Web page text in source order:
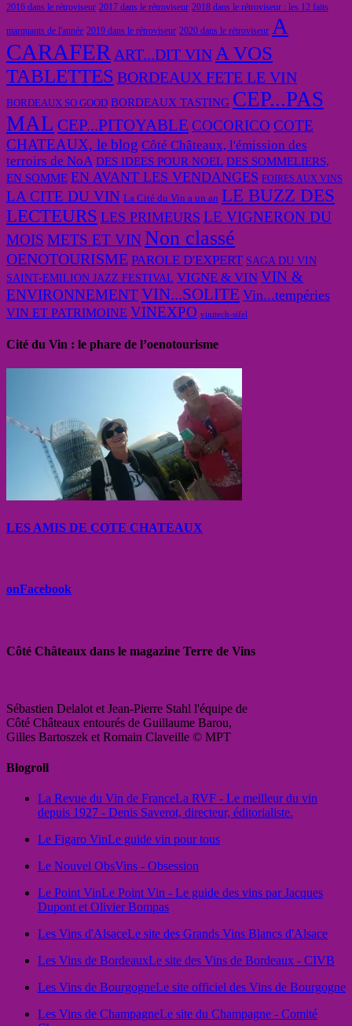
2016 dans le rétroviseur 2017 dans le rétroviseur 2018 dans le rétroviseur : les 12 faits
marquants de l'année 2019 dans le rétroviseur 2020 dans le rétroviseur A
CARAFER ART...DIT VIN A VOS
TABLETTES BORDEAUX FETE LE VIN
BORDEAUX SO GOOD BORDEAUX TASTING CEP...PAS
MAL CEP...PITOYABLE COCORICO COTE
CHATEAUX, le blog Côté Châteaux, l'émission des
terroirs de NoA DES IDEES POUR NOEL DES SOMMELIERS,
EN SOMME EN AVANT LES VENDANGES FOIRES AUX VINS
LA CITE DU VIN La Cité du Vin a un an LE BUZZ DES
LECTEURS LES PRIMEURS LE VIGNERON DU
MOIS METS ET VIN Non classé
OENOTOURISME PAROLE D'EXPERT SAGA DU VIN
SAINT-EMILION JAZZ FESTIVAL VIGNE & VIN VIN &
ENVIRONNEMENTVIN...SOLITE Vin...tempéries
VIN ET PATRIMOINE VINEXPO vinitech-sifel
Cité du Vin : le phare de l’oenotourisme
LES AMIS DE COTE CHATEAUX
onFacebook
Côté Châteaux dans le magazine Terre de Vins
Sébastien Delalot et Jean-Pierre Stahl l'équipe de
Côté Châteaux entourés de Guillaume Barou,
Gilles Bartoszek et Romain Claveille © MPT
Blogroll
La Revue du Vin de FranceLa RVF - Le meilleur du vin
depuis 1927 - Denis Saverot, directeur, éditorialiste.
Le Figaro VinLe guide vin pour tous
Le Nouvel ObsVins - Obsession
Le Point VinLe Point Vin - Le guide des vins par Jacques
Dupont et Olivier Bompas
Les Vins d'AlsaceLe site des Grands Vins Blancs d'Alsace
Les Vins de BordeauxLe site des Vins de Bordeaux - CIVB
Les Vins de BourgogneLe site officiel des Vins de Bourgogne
Les Vins de ChampagneLe site du Champagne - Comité